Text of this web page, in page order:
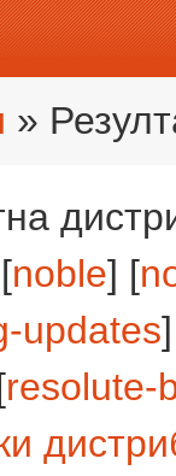
»
noble] [
updates
resolute-